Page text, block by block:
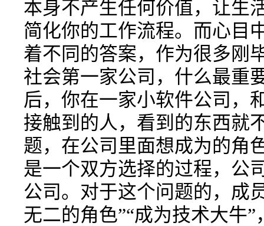
本身不产生任何价值，让生
简化你的工作流程。而心目
着不同的答案，作为很多刚
社会第一家公司，什么最重
后，你在一家小软件公司，
接触到的人，看到的东西就
题，在公司里面想成为的角
是一个双方选择的过程，公
公司。对于这个问题的，成
无二的角色”“成为技术大牛